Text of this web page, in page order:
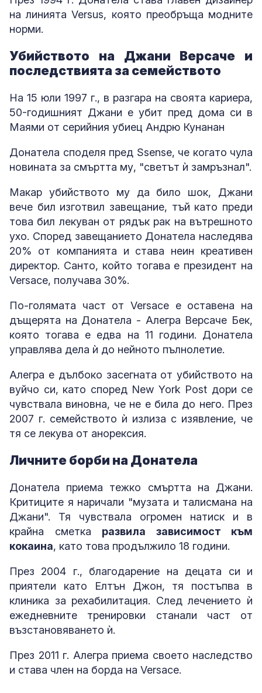
на линията Versus, която преобръща модните
норми.
Убийството на Джани Версаче и
последствията за семейството
На 15 юли 1997 г., в разгара на своята кариера,
50-годишният Джани е убит пред дома си в
Маями от серийния убиец Андрю Кунанан
Донатела споделя пред Ssense, че когато чула
новината за смъртта му, "светът ѝ замръзнал".
Макар убийството му да било шок, Джани
вече бил изготвил завещание, тъй като преди
това бил лекуван от рядък рак на вътрешното
ухо. Според завещанието Донатела наследява
20% от компанията и става неин креативен
директор. Санто, който тогава е президент на
Versace, получава 30%.
По-голямата част от Versace е оставена на
дъщерята на Донатела - Алегра Версаче Бек,
която тогава е едва на 11 години. Донатела
управлява дела ѝ до нейното пълнолетие.
Алегра е дълбоко засегната от убийството на
вуйчо си, като според New York Post дори се
чувствала виновна, че не е била до него. През
2007 г. семейството ѝ излиза с изявление, че
тя се лекува от анорексия.
Личните борби на Донатела
Донатела приема тежко смъртта на Джани.
Критиците я наричали "музата и талисмана на
Джани". Тя чувствала огромен натиск и в
крайна сметка развила зависимост към
кокаина, като това продължило 18 години.
През 2004 г., благодарение на децата си и
приятели като Елтън Джон, тя постъпва в
клиника за рехабилитация. След лечението ѝ
ежедневните тренировки станали част от
възстановяването ѝ.
През 2011 г. Алегра приема своето наследство
и става член на борда на Versace.